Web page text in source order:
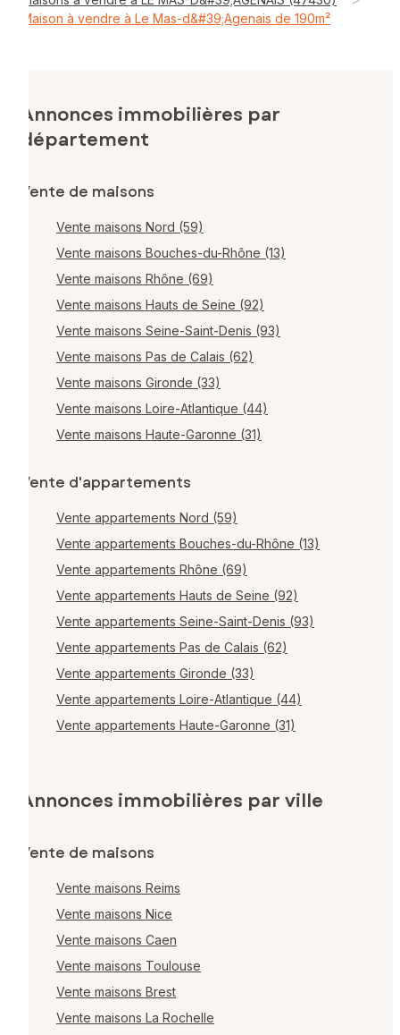
Maison à vendre à Le Mas-d&#39;Agenais de 190m²
Annonces immobilières par
département
Vente de maisons
Vente maisons Nord (59)
Vente maisons Bouches-du-Rhône (13)
Vente maisons Rhône (69)
Vente maisons Hauts de Seine (92)
Vente maisons Seine-Saint-Denis (93)
Vente maisons Pas de Calais (62)
Vente maisons Gironde (33)
Vente maisons Loire-Atlantique (44)
Vente maisons Haute-Garonne (31)
Vente d'appartements
Vente appartements Nord (59)
Vente appartements Bouches-du-Rhône (13)
Vente appartements Rhône (69)
Vente appartements Hauts de Seine (92)
Vente appartements Seine-Saint-Denis (93)
Vente appartements Pas de Calais (62)
Vente appartements Gironde (33)
Vente appartements Loire-Atlantique (44)
Vente appartements Haute-Garonne (31)
Annonces immobilières par ville
Vente de maisons
Vente maisons Reims
Vente maisons Nice
Vente maisons Caen
Vente maisons Toulouse
Vente maisons Brest
Vente maisons La Rochelle